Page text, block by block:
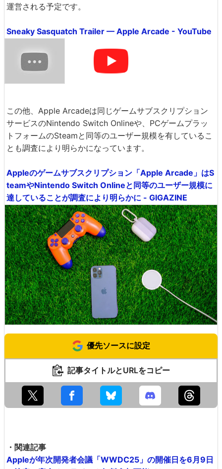
運営される予定です。
Sneaky Sasquatch Trailer — Apple Arcade - YouTube
この他、Apple Arcadeは同じゲームサブスクリプション
サービスのNintendo Switch Onlineや、PCゲームプラッ
トフォームのSteamと同等のユーザー規模を有しているこ
とも調査により明らかになっています。
Appleのゲームサブスクリプション「Apple Arcade」はS
teamやNintendo Switch Onlineと同等のユーザー規模に
達していることが調査により明らかに - GIGAZINE
優先ソースに設定
記事タイトルとURLをコピー
・関連記事
Appleが年次開発者会議「WWDC25」の開催日を6月9日